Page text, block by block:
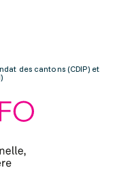
des cantons (CDIP) et